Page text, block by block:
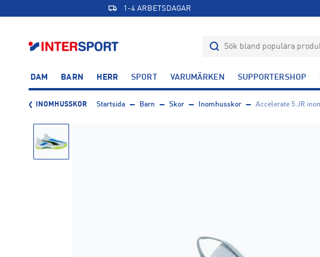
1-4 ARBETSDAGAR
DAM BARN HERR SPORT VARUMÄRKEN SUPPORTERSHOP
INOMHUSSKOR Startsida Barn Skor Inomhusskor Accelerate 5 JR